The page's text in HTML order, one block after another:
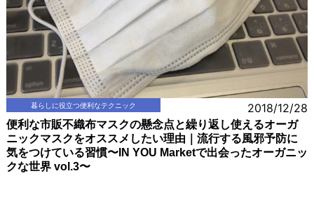
暮らしに役立つ便利なテクニック 2018/12/28
便利な市販不織布マスクの懸念点と繰り返し使えるオーガ
ニックマスクをオススメしたい理由｜流行する風邪予防に
気をつけている習慣〜IN YOU Marketで出会ったオーガニッ
クな世界 vol.3〜